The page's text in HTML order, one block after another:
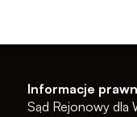
Informacje
Sąd Rejonowy dla